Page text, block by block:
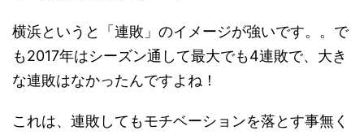
横浜というと「連敗」のイメージが強いです。。で
も2017年はシーズン通して最大でも4連敗で、大き
な連敗はなかったんですよね！
これは、連敗してもモチベーションを落とす事無く